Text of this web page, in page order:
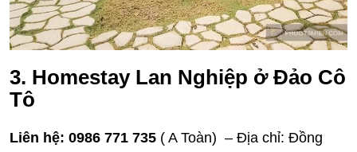
3. Homestay Lan Nghiệp ở Đảo Cô
Tô
Liên hệ: 0986 771 735 ( A Toàn) – Địa chỉ: Đồng